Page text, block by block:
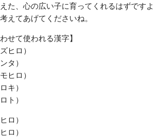
た、心の広い子に育ってくれるはずです
えてあげてくださいね。
せて使われる漢字】
ヒロ）
タ）
ヒロ）
キ）
ト）
ロ）
ロ）